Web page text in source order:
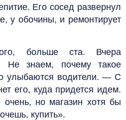
Его сосед развернул
у обочины, и ремонтирует
больше ста. Вчера
Не знаем, почему такое
улыбаются водители. — С
его, куда придется идем.
но магазин хотя бы
купить».